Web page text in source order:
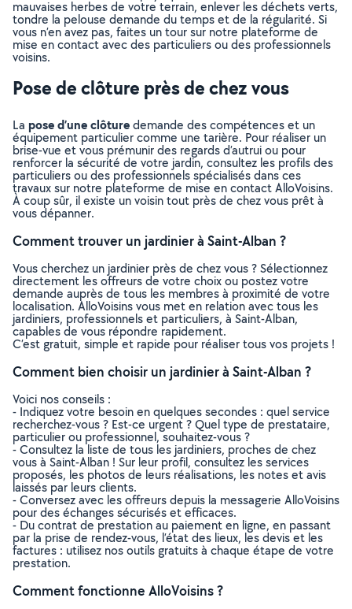
mauvaises herbes de votre terrain, enlever les déchets verts,
tondre la pelouse demande du temps et de la régularité. Si
vous n’en avez pas, faites un tour sur notre plateforme de
mise en contact avec des particuliers ou des professionnels
voisins.
Pose de clôture près de chez vous
La pose d’une clôturedemande des compétences et un
équipement particulier comme une tarière. Pour réaliser un
brise-vue et vous prémunir des regards d’autrui ou pour
renforcer la sécurité de votre jardin, consultez les profils des
particuliers ou des professionnels spécialisés dans ces
travaux sur notre plateforme de mise en contact AlloVoisins.
À coup sûr, il existe un voisin tout près de chez vous prêt à
vous dépanner.
Comment trouver un jardinier à Saint-Alban ?
Vous cherchez un jardinier près de chez vous ? Sélectionnez
directement les offreurs de votre choix ou postez votre
demande auprès de tous les membres à proximité de votre
localisation. AlloVoisins vous met en relation avec tous les
jardiniers, professionnels et particuliers, à Saint-Alban,
capables de vous répondre rapidement.
C’est gratuit, simple et rapide pour réaliser tous vos projets !
Comment bien choisir un jardinier à Saint-Alban ?
Voici nos conseils :
- Indiquez votre besoin en quelques secondes : quel service
recherchez-vous ? Est-ce urgent ? Quel type de prestataire,
particulier ou professionnel, souhaitez-vous ?
- Consultez la liste de tous les jardiniers, proches de chez
vous à Saint-Alban ! Sur leur profil, consultez les services
proposés, les photos de leurs réalisations, les notes et avis
laissés par leurs clients.
- Conversez avec les offreurs depuis la messagerie AlloVoisins
pour des échanges sécurisés et efficaces.
- Du contrat de prestation au paiement en ligne, en passant
par la prise de rendez-vous, l’état des lieux, les devis et les
factures : utilisez nos outils gratuits à chaque étape de votre
prestation.
Comment fonctionne AlloVoisins ?